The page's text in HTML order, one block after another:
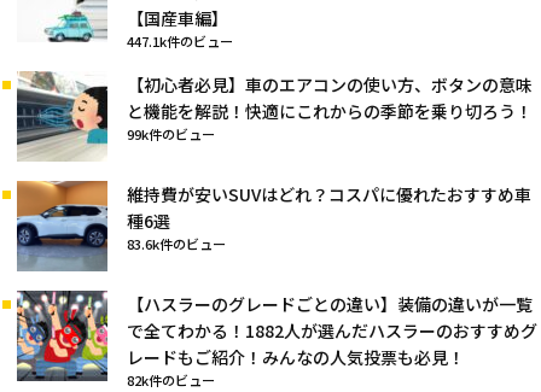
【国産車編】
447.1k件のビュー
【初心者必見】車のエアコンの使い方、ボタンの意味
と機能を解説！快適にこれからの季節を乗り切ろう！
99k件のビュー
維持費が安いSUVはどれ？コスパに優れたおすすめ車
種6選
83.6k件のビュー
【ハスラーのグレードごとの違い】装備の違いが一覧
で全てわかる！1882人が選んだハスラーのおすすめグ
レードもご紹介！みんなの人気投票も必見！
82k件のビュー